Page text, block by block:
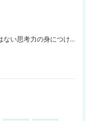
今井むつみ『ＡＩにはない思考力の身につけ方 ことばの学びはなぜ大切なのか？』